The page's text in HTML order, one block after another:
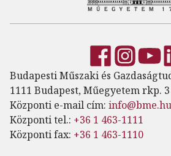
Budapesti Műszaki és
1111 Budapest, Műegyetem rkp. 3
Központi e-mail cím: info@bme.hu
Központi tel.: +36 1 463-1111
Központi fax: +36 1 463-1110